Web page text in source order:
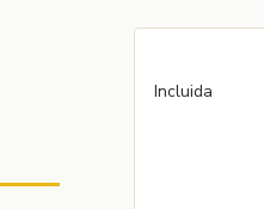
Incluida